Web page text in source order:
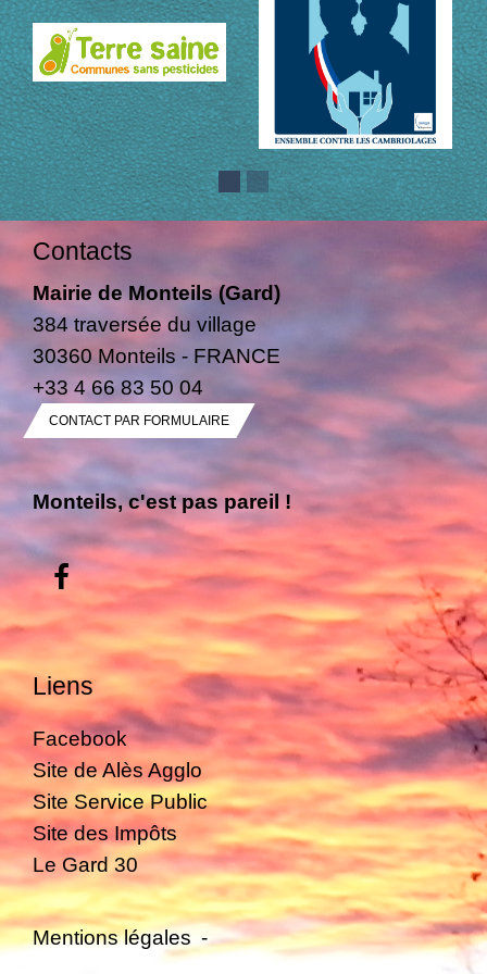
Contacts
Mairie de Monteils (Gard)
384 traversée du village
30360 Monteils - FRANCE
+33 4 66 83 50 04
CONTACT PAR FORMULAIRE
Monteils, c'est pas pareil !
Liens
Facebook
Site de Alès Agglo
Site Service Public
Site des Impôts
Le Gard 30
Mentions légales -